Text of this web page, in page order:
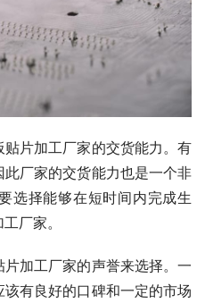
片加工厂家的交货能力。有
厂家的交货能力也是一个非
选择能够在短时间内完成生
厂家。
加工厂家的声誉来选择。一
有良好的口碑和一定的市场